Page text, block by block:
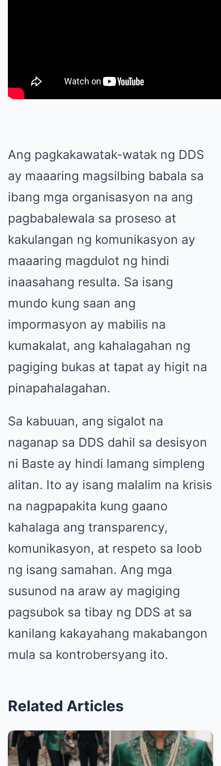
Ang pagkakawatak-watak ng DDS
ay maaaring magsilbing babala sa
ibang mga organisasyon na ang
pagbabalewala sa proseso at
kakulangan ng komunikasyon ay
maaaring magdulot ng hindi
inaasahang resulta. Sa isang
mundo kung saan ang
impormasyon ay mabilis na
kumakalat, ang kahalagahan ng
pagiging bukas at tapat ay higit na
pinapahalagahan.
Sa kabuuan, ang sigalot na
naganap sa DDS dahil sa desisyon
ni Baste ay hindi lamang simpleng
alitan. Ito ay isang malalim na krisis
na nagpapakita kung gaano
kahalaga ang transparency,
komunikasyon, at respeto sa loob
ng isang samahan. Ang mga
susunod na araw ay magiging
pagsubok sa tibay ng DDS at sa
kanilang kakayahang makabangon
mula sa kontrobersyang ito.
Related Articles